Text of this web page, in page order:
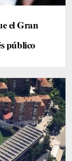
el Gran
público